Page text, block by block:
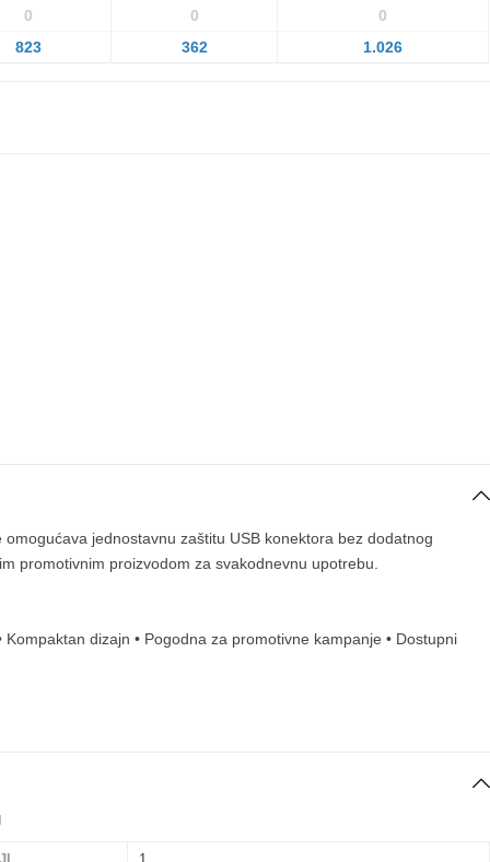
0
0
0
823
362 1.026
jednostavnu zaštitu USB konektora bez dodatnog
promotivnim proizvodom za svakodnevnu upotrebu.
dizajn • Pogodna za promotivne kampanje • Dostupni